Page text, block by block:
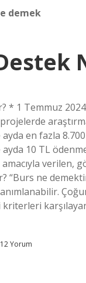
demek
* 1 Temmuz
en fazla
10 TL
verilen,
“Burs ne
kriterleri
12 Yorum